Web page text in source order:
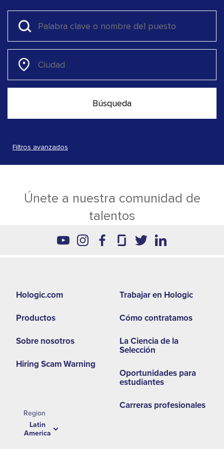
Filtros avanzados
Únete a nuestra comunidad de
talentos
Hologic.com
Productos
Sobre nosotros
Hiring Scam Warning
Region
Latin
America
second
menu
-
Trabajar en Hologic
Cómo contratamos
La Ciencia de la
Selección
Oportunidades para
estudiantes
Carreras profesionales